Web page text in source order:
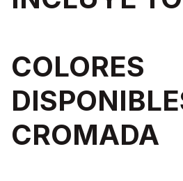
COLORES
CROMADA